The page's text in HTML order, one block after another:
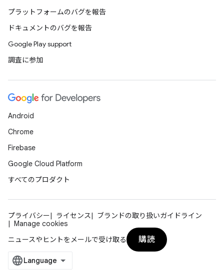
プラットフォームのバグを報告
ドキュメントのバグを報告
Google Play support
調査に参加
Android
Chrome
Firebase
Google Cloud Platform
すべてのプロダクト
プライバシー ライセンス
ブランドの取り扱いガイドライン
Manage cookies
ニュースやヒントをメールで受け取る
購読